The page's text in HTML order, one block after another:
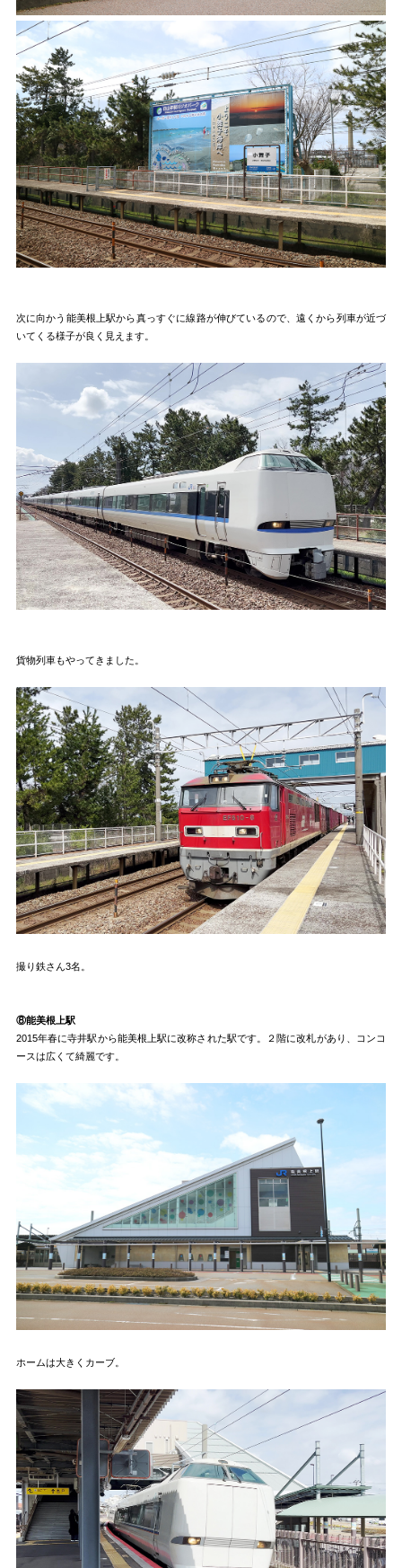
次に向かう能美根上駅から真っすぐに線路が伸びているので、遠くから列車が近づ
いてくる様子が良く見えます。
貨物列車もやってきました。
撮り鉄さん3名。
⑧能美根上駅
2015年春に寺井駅から能美根上駅に改称された駅です。２階に改札があり、コンコ
ースは広くて綺麗です。
ホームは大きくカーブ。